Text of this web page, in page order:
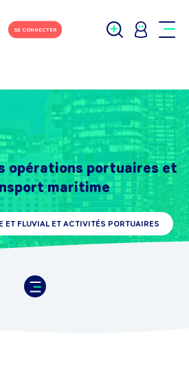
SE CONNECTER
opérations portuaires et
maritime
ET FLUVIAL ET ACTIVITÉS PORTUAIRES